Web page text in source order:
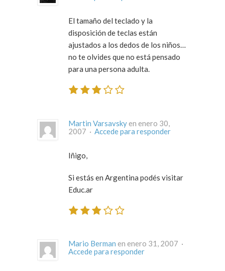
El tamaño del teclado y la
disposición de teclas están
ajustados a los dedos de los niños…
no te olvides que no está pensado
para una persona adulta.
Martin Varsavsky en enero 30,
2007 · Accede para responder
Iñigo,
Si estás en Argentina podés visitar
Educ.ar
Mario Berman
en enero 31, 2007 ·
Accede para responder